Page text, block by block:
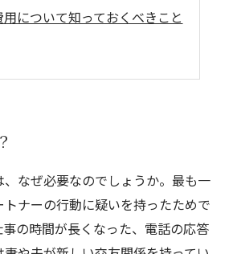
について知っておくべきこと
なぜ必要なのでしょうか。最も一
ナーの行動に疑いを持ったためで
の時間が長くなった、電話の応答